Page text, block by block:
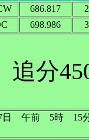
686.817
698.986
追分
27日 午前